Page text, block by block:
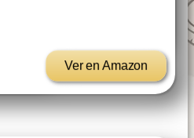
Ver en Amazon